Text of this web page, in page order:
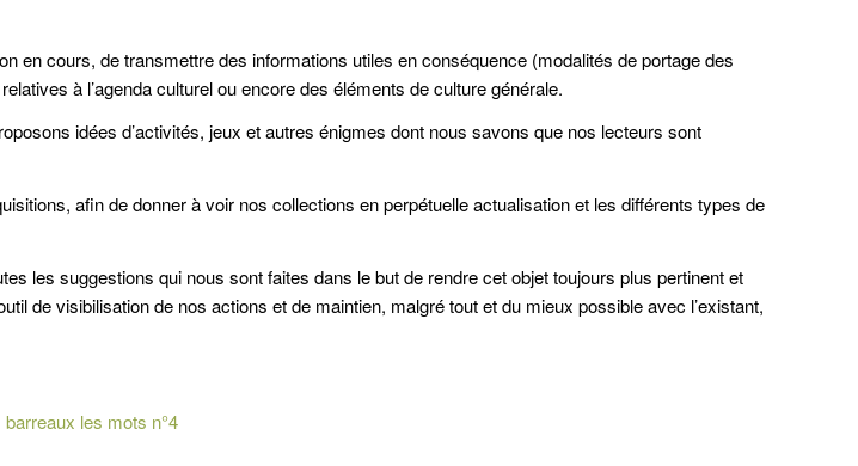
en cours, de transmettre des informations utiles en conséquence (modalités de portage des
à l’agenda culturel ou encore des éléments de culture générale.
idées d’activités, jeux et autres énigmes dont nous savons que nos lecteurs sont
afin de donner à voir nos collections en perpétuelle actualisation et les différents types de
les suggestions qui nous sont faites dans le but de rendre cet objet toujours plus pertinent et
de visibilisation de nos actions et de maintien, malgré tout et du mieux possible avec l’existant,
barreaux les mots n°4